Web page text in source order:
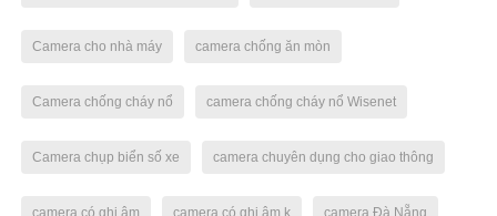
Camera cho nhà máy camera chống ăn mòn
Camera chống cháy nổ camera chống cháy nổ Wisenet
Camera chụp biển số xe camera chuyên dụng cho giao thông
camera có ghi âm camera có ghi âm k camera Đà Nẵng